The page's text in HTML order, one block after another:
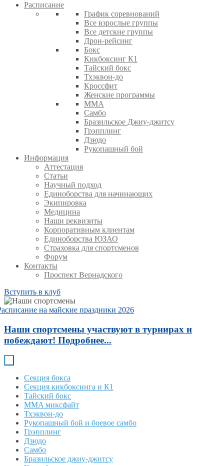
Расписание
График соревнований
Все взрослые группы
Все детские группы
Дрон-рейсинг
Бокс
Кикбоксинг К1
Тайский бокс
Тхэквон-до
Кроссфит
Женские программы
ММА
Самбо
Бразильское Джиу-джитсу
Грэпплинг
Дзюдо
Рукопашный бой
Информация
Аттестация
Статьи
Научный подход
Единоборства для начинающих
Экипировка
Медицина
Наши реквизиты
Корпоративным клиентам
Единоборства ЮЗАО
Страховка для спортсменов
Форум
Контакты
Проспект Вернадского
Вступить в клуб
на майские праздники 2026
Наши спортсмены участвуют в турнирах и
побеждают! Подробнее...
Секция бокса
Секция кикбоксинга и К1
Тайский бокс
MMA миксфайт
Тхэквон-до
Рукопашный бой и боевое самбо
Грэпплинг
Дзюдо
Самбо
Бразильское джиу-джитсу